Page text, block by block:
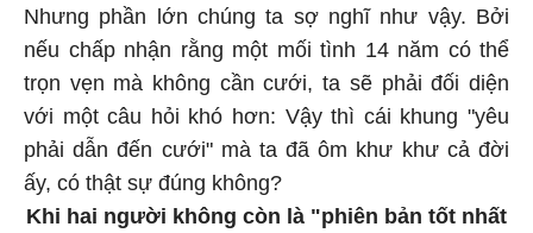
Nhưng phần lớn chúng ta sợ nghĩ như vậy. Bởi
nếu chấp nhận rằng một mối tình 14 năm có thể
trọn vẹn mà không cần cưới, ta sẽ phải đối diện
với một câu hỏi khó hơn: Vậy thì cái khung "yêu
phải dẫn đến cưới" mà ta đã ôm khư khư cả đời
ấy, có thật sự đúng không?
Khi hai người không còn là "phiên bản tốt nhất